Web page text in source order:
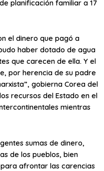
planificación familiar a 17
el dinero que pagó a
haber dotado de agua
que carecen de ella. Y el
por herencia de su padre
gobierna Corea del
recursos del Estado en el
mientras
sumas de dinero,
de los pueblos, bien
afrontar las carencias